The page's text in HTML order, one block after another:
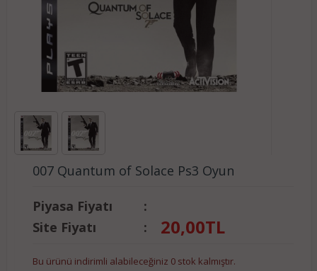
007 Quantum of Solace Ps3 Oyun
Piyasa Fiyatı
:
Site Fiyatı
: 20,00TL
Bu ürünü indirimli alabileceğiniz 0 stok kalmıştır.